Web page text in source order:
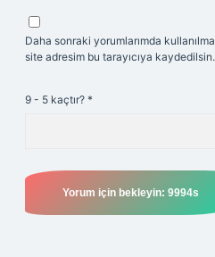
Daha sonraki yorumlarımda
site adresim bu tarayıcıya kaydedilsin.
9 - 5 kaçtır? *